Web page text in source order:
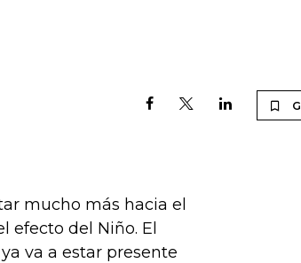
mucho más hacia el
efecto del Niño. El
va a estar presente